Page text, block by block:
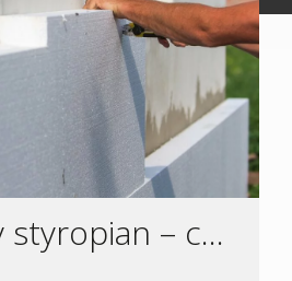
Wełna czy styropian – co będzie najlepsze do ocieplenia domu?